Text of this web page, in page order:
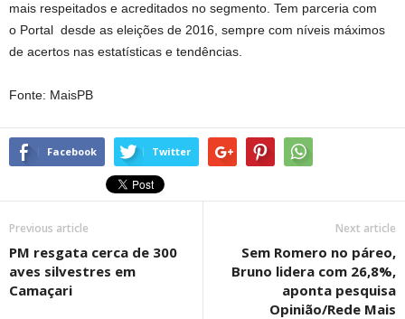
mais respeitados e acreditados no segmento. Tem parceria com
o Portal desde as eleições de 2016, sempre com níveis máximos
de acertos nas estatísticas e tendências.
Fonte: MaisPB
Facebook Twitter
Previous article
PM resgata cerca de 300
aves silvestres em
Camaçari
Next article
Sem Romero no páreo,
Bruno lidera com 26,8%,
aponta pesquisa
Opinião/Rede Mais